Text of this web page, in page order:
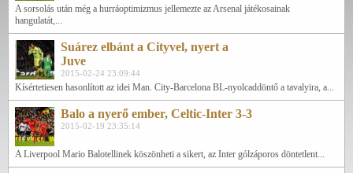
A sorsolás után még a hurráoptimizmus jellemezte az Arsenal játékosainak
hangulatát,...
Suárez elbánt a Cityvel, nyert a
Juve
2015-02-24 23:09:44
Kísértetiesen hasonlított az idei Man. City-Barcelona BL-nyolcaddöntő a tavalyira, a...
Balo a nyerő ember, Celtic-Inter 3-3
2015-02-19 23:35:14
A Liverpool Mario Balotellinek köszönheti a sikert, az Inter gólzáporos döntetlent...